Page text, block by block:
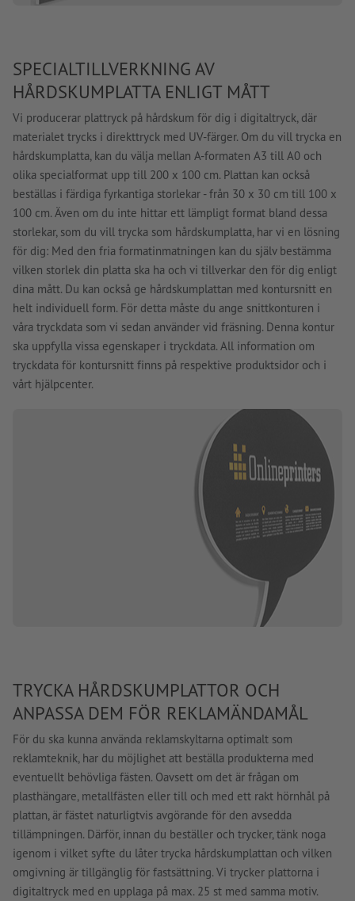
SPECIALTILLVERKNING AV
HÅRDSKUMPLATTA ENLIGT MÅTT
Vi producerar plattryck på hårdskum för dig i digitaltryck, där
materialet trycks i direkttryck med UV-färger. Om du vill trycka en
hårdskumplatta, kan du välja mellan A-formaten A3 till A0 och
olika specialformat upp till 200 x 100 cm. Plattan kan också
beställas i färdiga fyrkantiga storlekar - från 30 x 30 cm till 100 x
100 cm. Även om du inte hittar ett lämpligt format bland dessa
storlekar, som du vill trycka som hårdskumplatta, har vi en lösning
för dig: Med den fria formatinmatningen kan du själv bestämma
vilken storlek din platta ska ha och vi tillverkar den för dig enligt
dina mått. Du kan också ge hårdskumplattan med kontursnitt en
helt individuell form. För detta måste du ange snittkonturen i
våra tryckdata som vi sedan använder vid fräsning. Denna kontur
ska uppfylla vissa egenskaper i tryckdata. All information om
tryckdata för kontursnitt finns på respektive produktsidor och i
vårt hjälpcenter.
TRYCKA HÅRDSKUMPLATTOR OCH
ANPASSA DEM FÖR REKLAMÄNDAMÅL
För du ska kunna använda reklamskyltarna optimalt som
reklamteknik, har du möjlighet att beställa produkterna med
eventuellt behövliga fästen. Oavsett om det är frågan om
plasthängare, metallfästen eller till och med ett rakt hörnhål på
plattan, är fästet naturligtvis avgörande för den avsedda
tillämpningen. Därför, innan du beställer och trycker, tänk noga
igenom i vilket syfte du låter trycka hårdskumplattan och vilken
omgivning är tillgänglig för fastsättning. Vi trycker plattorna i
digitaltryck med en upplaga på max. 25 st med samma motiv.